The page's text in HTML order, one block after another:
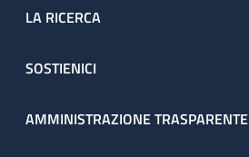
LA RICERCA
SOSTIENICI
AMMINISTRAZIONE TRASPARENTE